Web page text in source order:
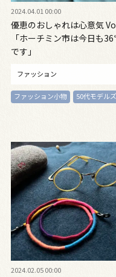
2024.04.01 00:00
優恵のおしゃれは心意気
「ホーチミン市は今日も
です」
ファッション
ファッション小物 50代モデルズ
2024.02.05 00:00